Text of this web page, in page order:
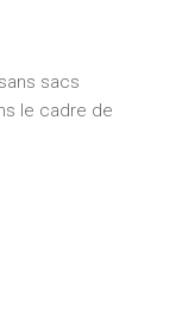
sacs
le cadre de